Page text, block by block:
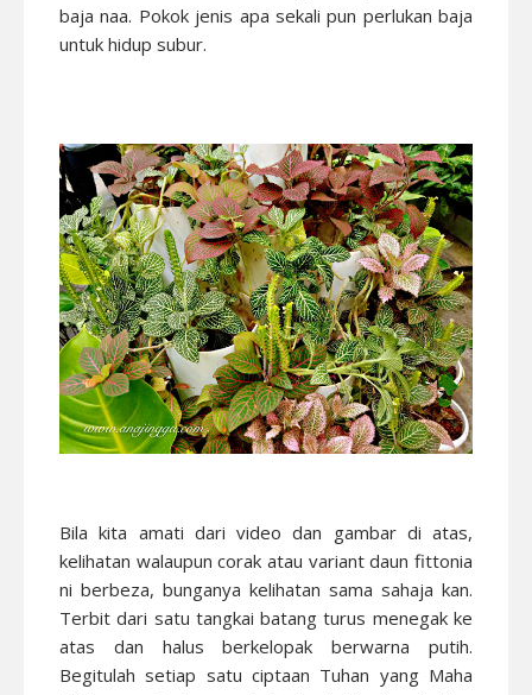
baja naa. Pokok jenis apa sekali pun perlukan baja
untuk hidup subur.
Bila kita amati dari video dan gambar di atas,
kelihatan walaupun corak atau variant daun fittonia
ni berbeza, bunganya kelihatan sama sahaja kan.
Terbit dari satu tangkai batang turus menegak ke
atas dan halus berkelopak berwarna putih.
Begitulah setiap satu ciptaan Tuhan yang Maha